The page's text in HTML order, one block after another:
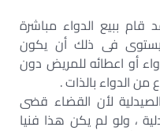
قام ببيع الدواء مباشرة
فى ذلك أن يكون
أو اعطائه للمريض دون
الدواء بالذات .
لأن القضاء قضى
، ولو لم يكن هذا فنيا